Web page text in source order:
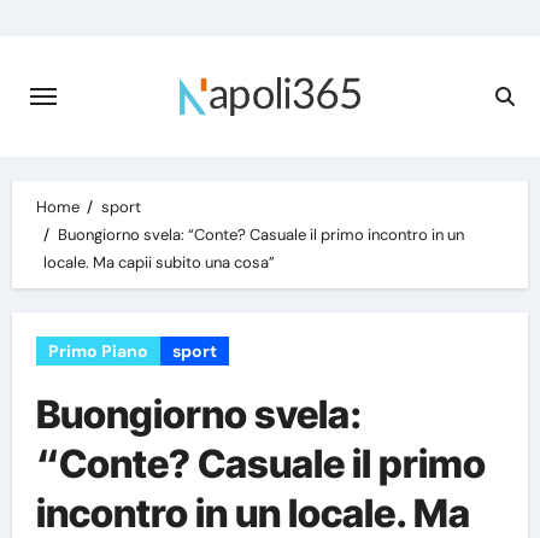
content
Home
sport
Buongiorno svela: “Conte? Casuale il primo incontro in un
locale. Ma capii subito una cosa”
Primo Piano sport
Buongiorno svela:
“Conte? Casuale il primo
incontro in un locale. Ma